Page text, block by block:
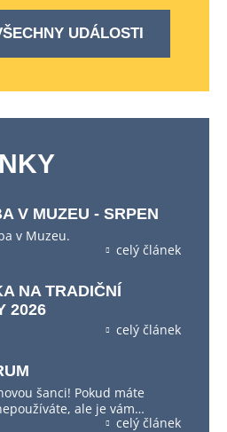
UDÁLOSTI
V MUZEU - SRPEN
v Muzeu.
celý článek
NA TRADIČNÍ
2026
celý článek
šanci! Pokud máte
ale je vám…
celý článek